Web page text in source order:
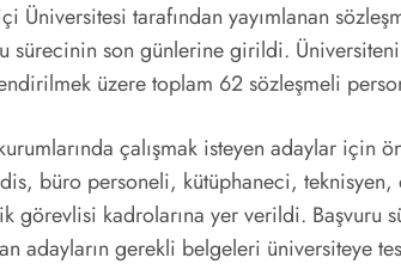
Üniversitesi tarafından yayımlanan
sürecinin son günlerine girildi.
üzere toplam 62 sözleşmeli
çalışmak isteyen adaylar için
büro personeli, kütüphaneci, teknisyen,
görevlisi kadrolarına yer verildi. Başvuru
adayların gerekli belgeleri üniversiteye